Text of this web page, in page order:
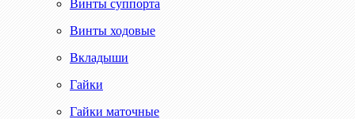
Винты суппорта
Винты ходовые
Вкладыши
Гайки
Гайки маточные